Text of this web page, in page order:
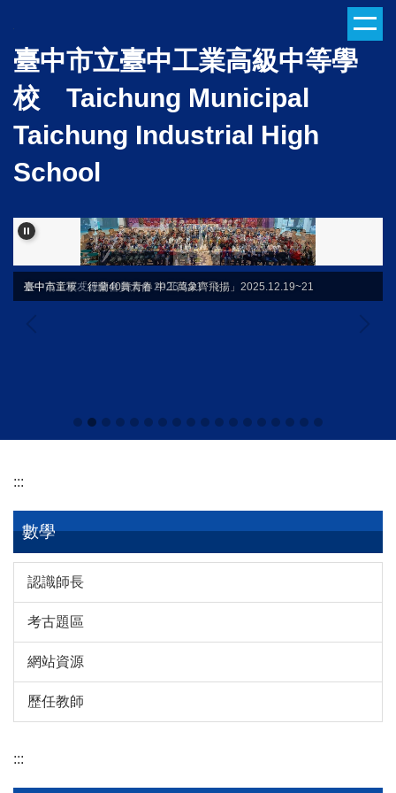
主
要
內
區
臺中市立臺中工業高級中等學
校 Taichung Municipal
Taichung Industrial High
School
臺中高工校友總會會員大會 2026.3.21
臺中市童軍「行蘭40舞青春 中工萬象齊飛揚」2025.12.19~21
:::
數學
認識師長
考古題區
網站資源
歷任教師
:::